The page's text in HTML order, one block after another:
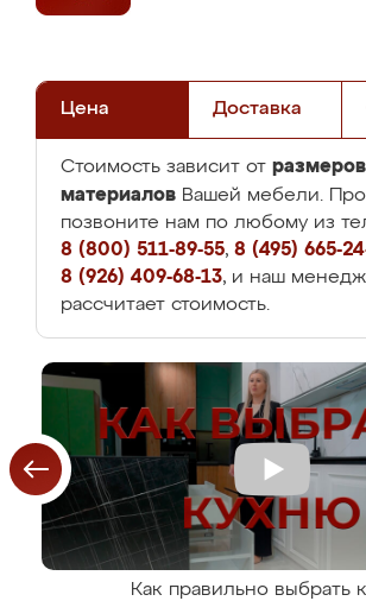
Цена Доставка
Стоимость зависит от
материалов Вашей мебели.
позвоните нам по любому из
8 (800) 511-89-55, 8 (495) 665-
8 (926) 409-68-13, и наш
рассчитает стоимость.
Как правильно выбрать